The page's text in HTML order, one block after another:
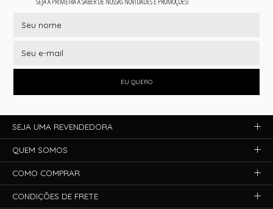
EU QUERO
SEJA UMA REVENDEDORA
QUEM SOMOS
COMO COMPRAR
CONDIÇÕES DE FRETE